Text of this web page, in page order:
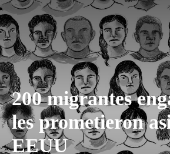
200 migrantes
les prometieron
EEUU